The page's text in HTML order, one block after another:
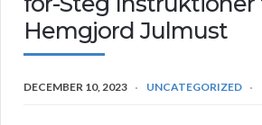
Hemgjord Julmust
DECEMBER 10, 2023 UNCATEGORIZED